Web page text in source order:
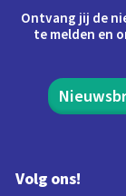
Ontvang jij de
te melden en
Volg ons!